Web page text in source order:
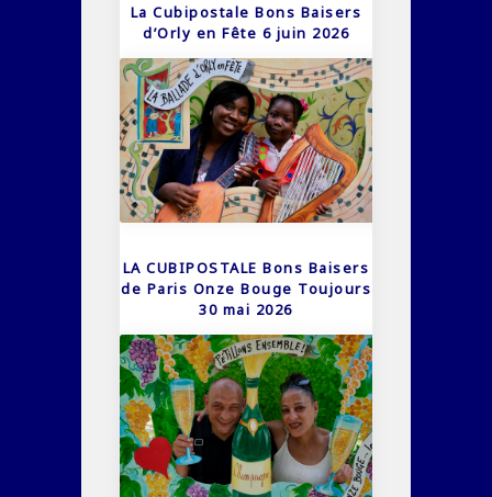
La Cubipostale Bons Baisers
d’Orly en Fête 6 juin 2026
LA CUBIPOSTALE Bons Baisers
de Paris Onze Bouge Toujours
30 mai 2026